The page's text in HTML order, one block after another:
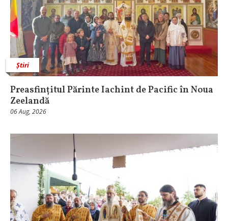
Știri
Preasfințitul Părinte Iachint de Pacific în Noua
Zeelandă
06 Aug, 2026